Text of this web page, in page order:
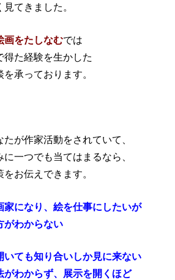
てきました。
画をたしなむでは
得た経験を生かした
を承っております。
たが作家活動をされていて、
に一つでも当てはまるなら、
お伝えできます。
家になり、絵を仕事にしたいが
がわからない
いても知り合いしか見に来ない
がわからず、展示を開くほど